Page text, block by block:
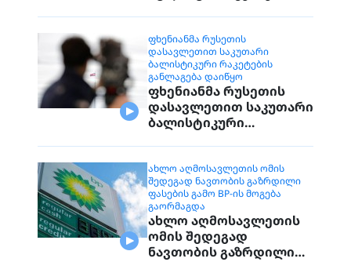
ᲤᲮᲔᲜᲘᲐᲜᲛᲐ ᲠᲣᲡᲔᲗᲘᲡ
ᲓᲐᲡᲐᲕᲚᲔᲗᲘᲗ ᲡᲐᲙᲣᲗᲐᲠᲘ
ᲑᲐᲚᲘᲡᲢᲘᲙᲣᲠᲘ ᲠᲐᲙᲔᲢᲔᲑᲘᲡ
ᲒᲐᲜᲚᲐᲒᲔᲑᲐ ᲓᲐᲘᲬᲧᲝ
ფხენიანმა რუსეთის
დასავლეთით საკუთარი
ბალისტიკური
ᲐᲮᲚᲝ ᲐᲦᲛᲝᲡᲐᲕᲚᲔᲗᲘᲡ ᲝᲛᲘᲡ
ᲨᲔᲓᲔᲒᲐᲓ ᲜᲐᲕᲗᲝᲑᲘᲡ ᲒᲐᲖᲠᲓᲘᲚᲘ
ᲤᲐᲡᲔᲑᲘᲡ ᲒᲐᲛᲝ BP-ᲘᲡ ᲛᲝᲒᲔᲑᲐ
ᲒᲐᲝᲠᲛᲐᲒᲓᲐ
ახლო აღმოსავლეთის
ომის შედეგად
ნავთობის გაზრდილი